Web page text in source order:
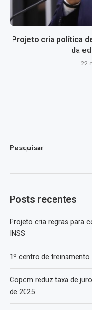
Projeto cria política
da
22
Pesquisar
Posts recentes
Projeto cria regras para
INSS
1º centro de
Copom reduz taxa de
de 2025